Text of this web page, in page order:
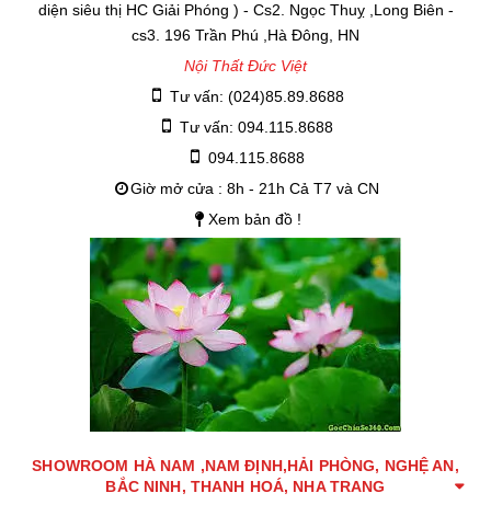
diện siêu thị HC Giải Phóng ) - Cs2. Ngọc Thuỵ ,Long Biên -
cs3. 196 Trần Phú ,Hà Đông, HN
Nội Thất Đức Việt
Tư vấn: (024)85.89.8688
Tư vấn: 094.115.8688
094.115.8688
Giờ mở cửa : 8h - 21h Cả T7 và CN
Xem bản đồ !
SHOWROOM HÀ NAM ,NAM ĐỊNH,HẢI PHÒNG, NGHỆ AN,
BẮC NINH, THANH HOÁ, NHA TRANG